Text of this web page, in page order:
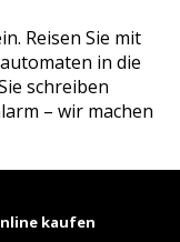
Reisen Sie mit
in die
schreiben
– wir machen
kaufen